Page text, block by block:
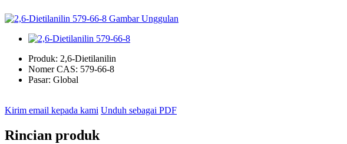
Produk: 2,6-Dietilanilin
Nomer CAS: 579-66-8
Pasar: Global
Kirim email kepada kami Unduh sebagai PDF
Rincian produk